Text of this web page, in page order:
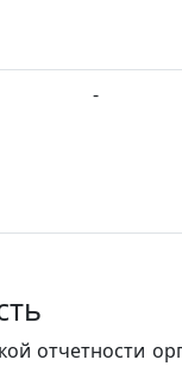
-
отчетности